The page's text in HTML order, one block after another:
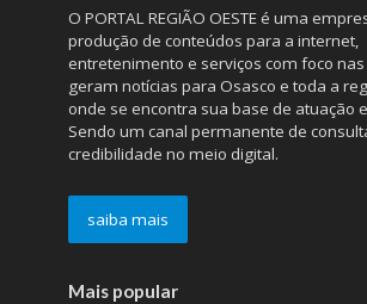
O PORTAL REGIÃO OESTE é uma
produção de conteúdos para a internet,
entretenimento e serviços com foco
geram notícias para Osasco e toda a
onde se encontra sua base de atuação
Sendo um canal permanente de
credibilidade no meio digital.
saiba mais
Mais popular